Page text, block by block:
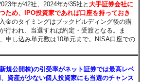
年が42社、2024年が35社と大手証券会社に
ため、IPO投資家であれば口座を持っておき
金のタイミングはブックビルディング後の購
行われ、当選すれば約定・受渡となる。ま
申し込み単元数は10単元まで。NISA口座での
規公開株)の引受率がネット証券では最高レベ
資産が少ない個人投資家にも当選のチャンス